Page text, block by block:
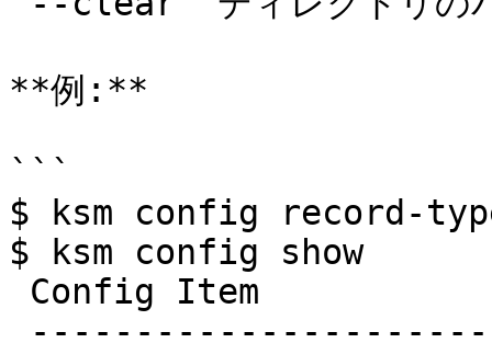
**例:**
```
$ ksm config record-
$ ksm config show